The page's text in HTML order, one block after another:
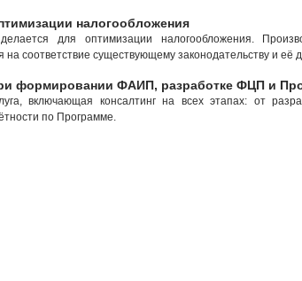
налогообложения
для оптимизации налогообложения.
на соответствие существующему законодательству и
формировании ФАИП, разработке ФЦП и
включающая консалтинг на всех этапах: от
по Программе.